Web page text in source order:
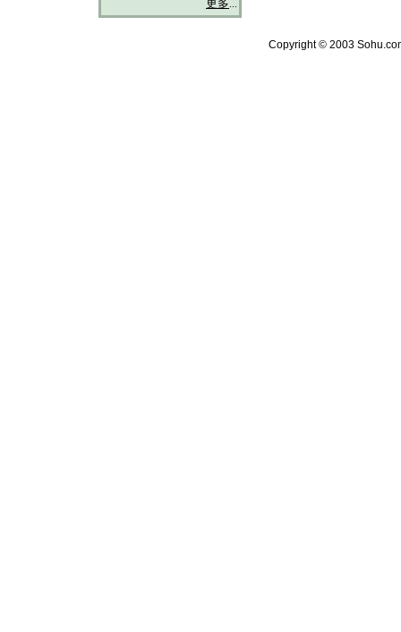
更多...
Copyright © 2003